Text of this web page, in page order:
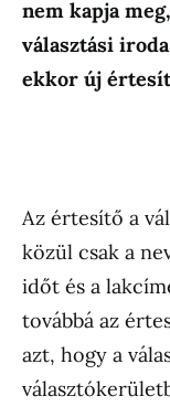
nem kapja
választási
ekkor új
Az értesítő a
közül csak a
időt és a
továbbá az
azt, hogy a